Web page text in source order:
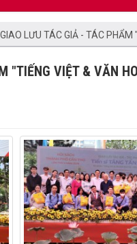
GIAO LƯU TÁC GIẢ - TÁC
"TIẾNG VIỆT & VĂN